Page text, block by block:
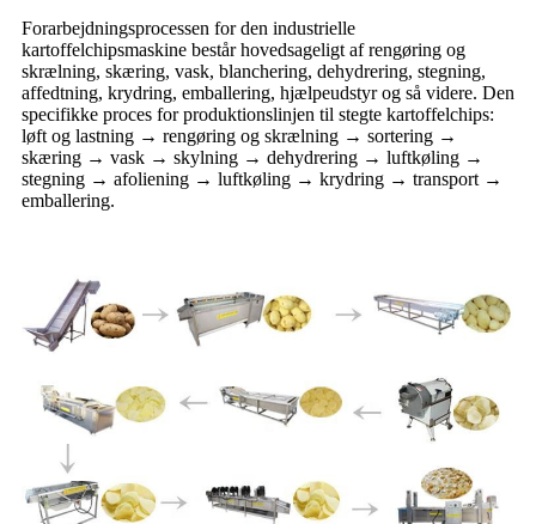
Forarbejdningsprocessen for den industrielle
kartoffelchipsmaskine består hovedsageligt af rengøring og
skrælning, skæring, vask, blanchering, dehydrering, stegning,
affedtning, krydring, emballering, hjælpeudstyr og så videre. Den
specifikke proces for produktionslinjen til stegte kartoffelchips:
løft og lastning → rengøring og skrælning → sortering →
skæring → vask → skylning → dehydrering → luftkøling →
stegning → afoliening → luftkøling → krydring → transport →
emballering.